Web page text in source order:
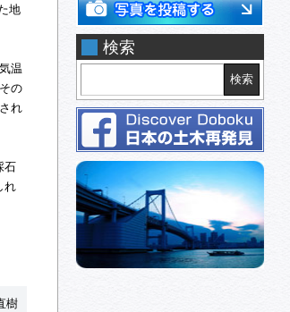
地
温
の
れ
石
れ
樹
検索
検索